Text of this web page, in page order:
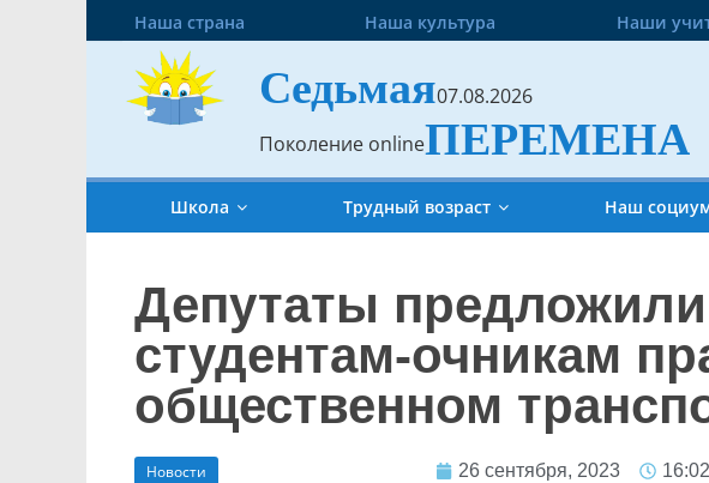
Наша страна Наша культура Наши
Седьмая07.08.2026
Поколение onlineПЕРЕМЕНА
Школа Трудный возраст Наш
Депутаты
студентам-очникам
общественном
Новости 26 сентября, 2023 16:02